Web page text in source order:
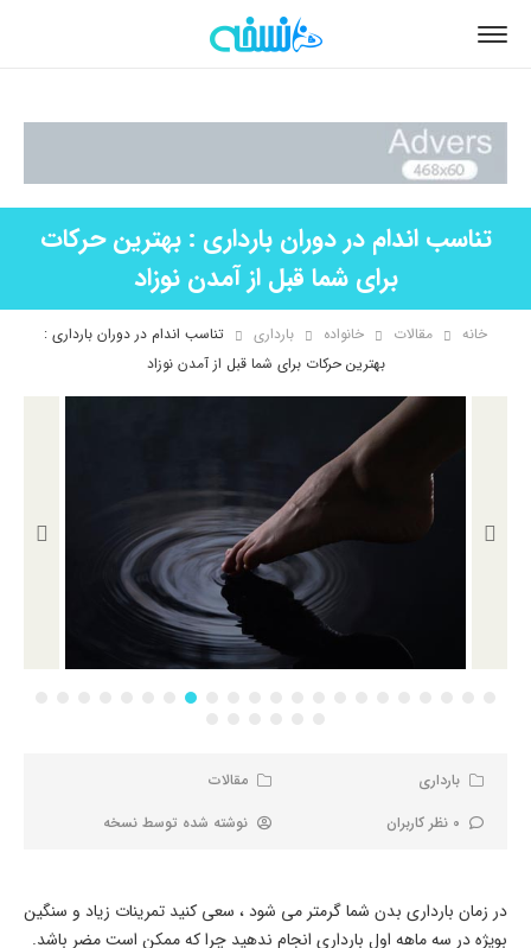
تناسب اندام در دوران بارداری : بهترین حرکات
برای شما قبل از آمدن نوزاد
خانه مقالات خانواده بارداری
تناسب اندام در دوران بارداری :
بهترین حرکات برای شما قبل از آمدن نوزاد
بارداری
مقالات
0 نظر کاربران
نوشته شده توسط نسخه
در زمان بارداری بدن شما گرمتر می شود ، سعی کنید تمرینات زیاد و سنگین
بویژه در سه ماهه اول بارداری انجام ندهید چرا که ممکن است مضر باشد.